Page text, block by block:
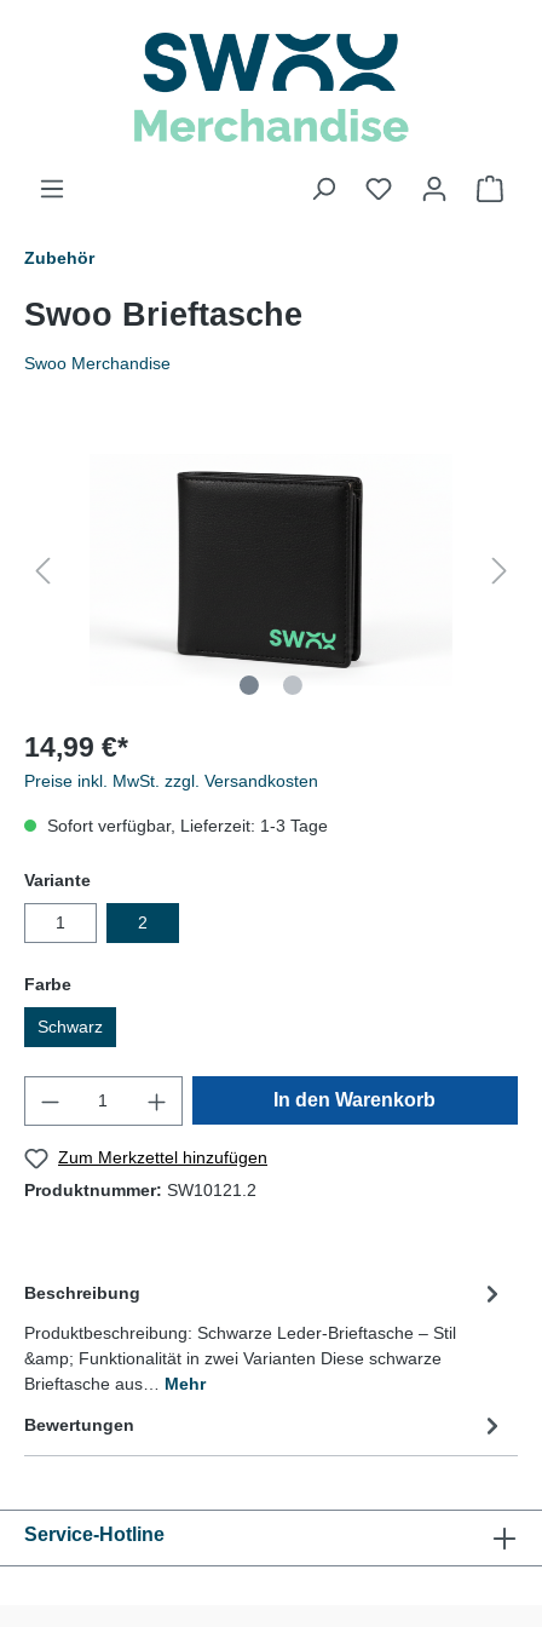
Zubehör
Swoo Brieftasche
Swoo Merchandise
14,99 €*
Preise inkl. MwSt. zzgl. Versandkosten
Sofort verfügbar, Lieferzeit: 1-3 Tage
Variante
1 2
Farbe
Schwarz
In den Warenkorb
Zum Merkzettel hinzufügen
Produktnummer: SW10121.2
Beschreibung
Produktbeschreibung: Schwarze Leder-Brieftasche – Stil
&amp; Funktionalität in zwei Varianten Diese schwarze
Brieftasche aus… Mehr
Bewertungen
Service-Hotline